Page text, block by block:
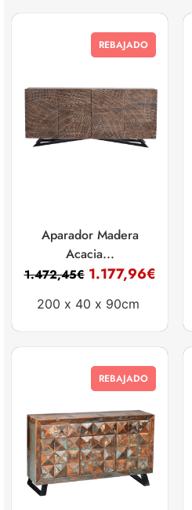
REBAJADO
Aparador Madera
Acacia...
1.472,45€ 1.177,96€
200 x 40 x 90cm
REBAJADO